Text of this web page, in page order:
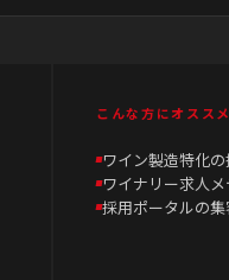
こんな方にオススメ
ワイン製造特化
ワイナリー求人
採用ポータルの